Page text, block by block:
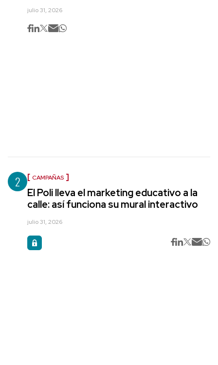
julio 31, 2026
2 CAMPAÑAS
El Poli lleva el marketing educativo a la
calle: así funciona su mural interactivo
julio 31, 2026